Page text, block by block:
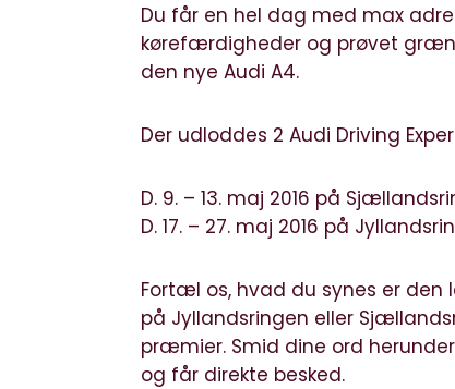
Du får en hel dag med max
kørefærdigheder og prøvet
den nye Audi A4.
Der udloddes 2 Audi Driving
D. 9. – 13. maj 2016 på
D. 17. – 27. maj 2016 på
Fortæl os, hvad du synes er
på Jyllandsringen eller
præmier. Smid dine ord
og får direkte besked.